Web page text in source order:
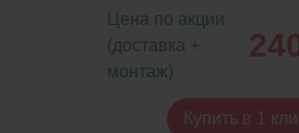
Цена по акции
(доставка +
монтаж)
Купить в 1